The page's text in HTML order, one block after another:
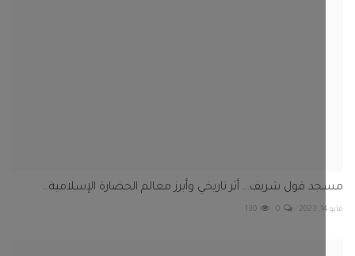
قول شريف... أثر تاريخي وأبرز معالم الحضارة الإسلامية...
0
130